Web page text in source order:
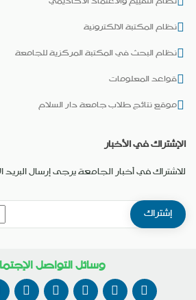
نظام المكتبة الالكترونية
نظام البحث في المكتبة المركزية للجامعة
قواعد المعلومات
موقع نتائج طلاب جامعة دار السلام
الإشتراك في الأخبار
للاشتراك في أخبار الجامعة يرجى إرسال
وسائل التواصل